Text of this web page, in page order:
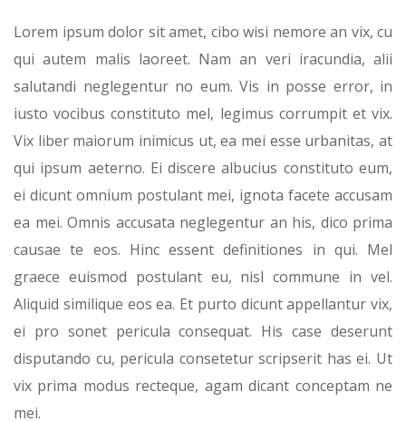
Lorem ipsum dolor sit amet, cibo wisi nemore an vix, cu
qui autem malis laoreet. Nam an veri iracundia, alii
salutandi neglegentur no eum. Vis in posse error, in
iusto vocibus constituto mel, legimus corrumpit et vix.
Vix liber maiorum inimicus ut, ea mei esse urbanitas, at
qui ipsum aeterno. Ei discere albucius constituto eum,
ei dicunt omnium postulant mei, ignota facete accusam
ea mei. Omnis accusata neglegentur an his, dico prima
causae te eos. Hinc essent definitiones in qui. Mel
graece euismod postulant eu, nisl commune in vel.
Aliquid similique eos ea. Et purto dicunt appellantur vix,
ei pro sonet pericula consequat. His case deserunt
disputando cu, pericula consetetur scripserit has ei. Ut
vix prima modus recteque, agam dicant conceptam ne
mei.